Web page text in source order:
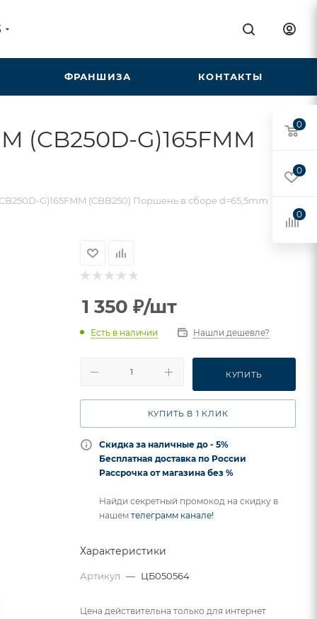
ФРАНШИЗА КОНТАКТЫ
(CB250D-G)165FMM
G)165FMM (CBB250) Поршень в сборе d=65,5mm
1 350 ₽/шт
Есть в наличии Нашли дешевле?
КУПИТЬ
КУПИТЬ В 1 КЛИК
Скидка за наличные до - 5%
Бесплатная доставка по России
Рассрочка от магазина без %
Найди секретный промокод на скидку в
нашем телеграмм канале!
Характеристики
Артикул — ЦБ050564
Цена действительна только для интернет
0
0
0